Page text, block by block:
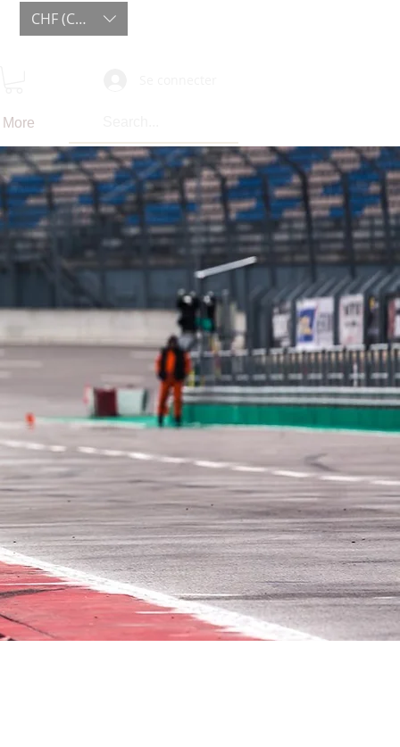
CHF (CHF)
More